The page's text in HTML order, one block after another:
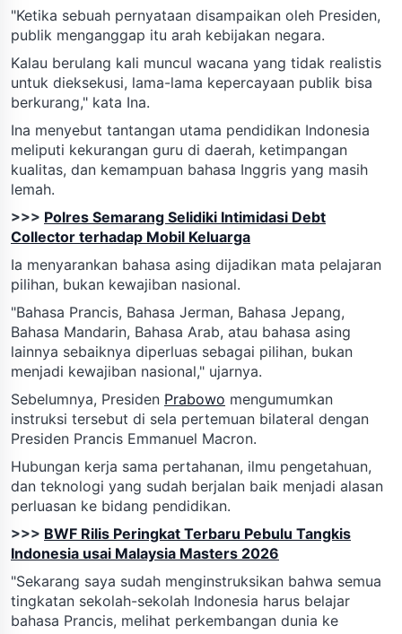
"Ketika sebuah pernyataan disampaikan oleh Presiden,
publik menganggap itu arah kebijakan negara.
Kalau berulang kali muncul wacana yang tidak realistis
untuk dieksekusi, lama-lama kepercayaan publik bisa
berkurang," kata Ina.
Ina menyebut tantangan utama pendidikan Indonesia
meliputi kekurangan guru di daerah, ketimpangan
kualitas, dan kemampuan bahasa Inggris yang masih
lemah.
>>> Polres Semarang Selidiki Intimidasi Debt
Collector terhadap Mobil Keluarga
Ia menyarankan bahasa asing dijadikan mata pelajaran
pilihan, bukan kewajiban nasional.
"Bahasa Prancis, Bahasa Jerman, Bahasa Jepang,
Bahasa Mandarin, Bahasa Arab, atau bahasa asing
lainnya sebaiknya diperluas sebagai pilihan, bukan
menjadi kewajiban nasional," ujarnya.
Sebelumnya, Presiden Prabowo mengumumkan
instruksi tersebut di sela pertemuan bilateral dengan
Presiden Prancis Emmanuel Macron.
Hubungan kerja sama pertahanan, ilmu pengetahuan,
dan teknologi yang sudah berjalan baik menjadi alasan
perluasan ke bidang pendidikan.
>>> BWF Rilis Peringkat Terbaru Pebulu Tangkis
Indonesia usai Malaysia Masters 2026
"Sekarang saya sudah menginstruksikan bahwa semua
tingkatan sekolah-sekolah Indonesia harus belajar
bahasa Prancis, melihat perkembangan dunia ke